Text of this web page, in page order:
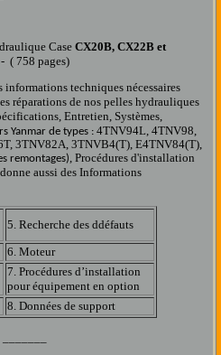
Case CX20B, CX22B et
( 758 pages)
techniques nécessaires
réparations de nos pelles hydrauliques
Entretien, Systèmes,
Yanmar de types : 4TNV94L, 4TNV98,
3TNV82A, 3TNVB4(T), E4TNV84(T),
remontages) Procédures d'installation
aussi des Informations
5. Recherche des ddéfauts
6. Moteur
7. Procédures d’installation
pouréquipement en option
8. Données de support